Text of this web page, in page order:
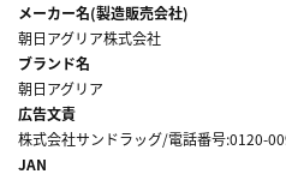
メーカー名(製造販売会社)
朝日アグリア株式会社
ブランド名
朝日アグリア
広告文責
株式会社サンドラッグ/電話番号:0120-
JAN